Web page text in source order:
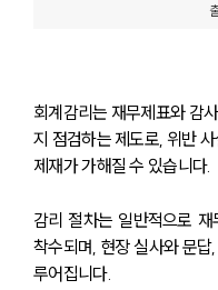
회계감리는 재무제표와 감
지 점검하는 제도로, 위반
제재가 가해질 수 있습니다.
감리 절차는 일반적으로
착수되며, 현장 실사와 문
루어집니다.